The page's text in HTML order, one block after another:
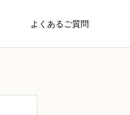
よくあるご質問